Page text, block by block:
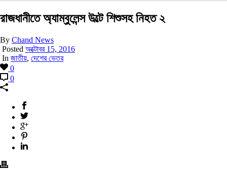
রাজধানীতে অ্যাম্বুলেন্স উল্টে শিশুসহ নিহত ২
By Chand News
Posted অক্টোবর 15, 2016
In জাতীয়, দেশের ভেতর
0
0